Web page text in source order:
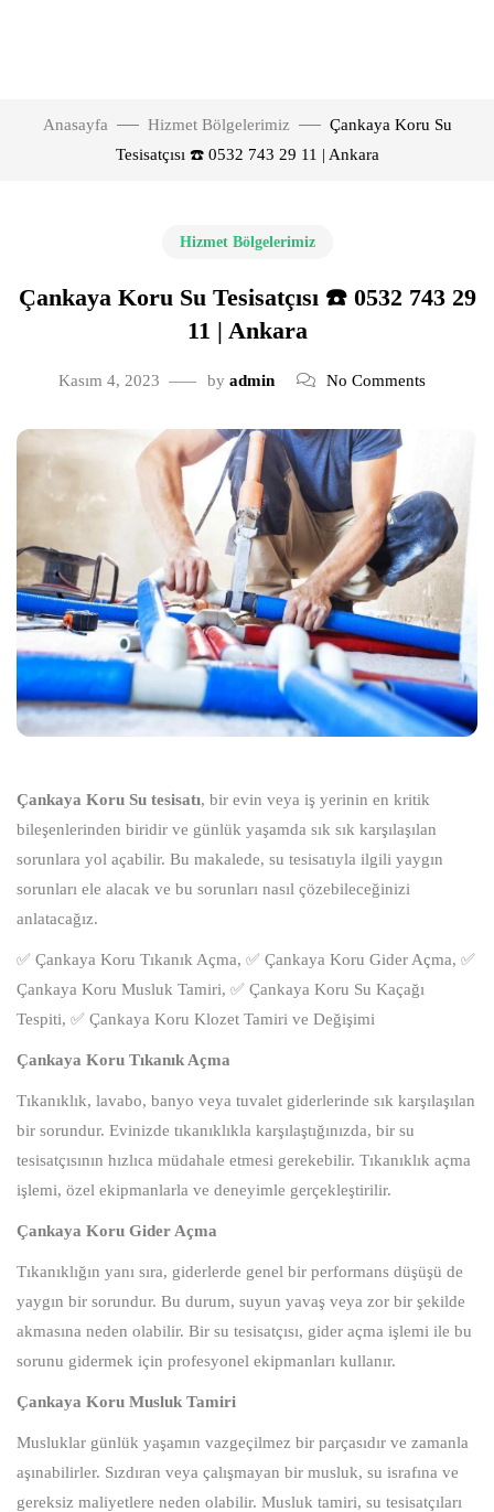
Anasayfa Hizmet Bölgelerimiz
Çankaya Koru Su
Tesisatçısı ☎️ 0532 743 29 11 | Ankara
Hizmet Bölgelerimiz
Çankaya Koru Su Tesisatçısı ☎️ 0532 743 29
11 | Ankara
Kasım 4, 2023 by admin No Comments
Çankaya Koru Su tesisatı, bir evin veya iş yerinin en kritik
bileşenlerinden biridir ve günlük yaşamda sık sık karşılaşılan
sorunlara yol açabilir. Bu makalede, su tesisatıyla ilgili yaygın
sorunları ele alacak ve bu sorunları nasıl çözebileceğinizi
anlatacağız.
✅ Çankaya Koru Tıkanık Açma, ✅ Çankaya Koru Gider Açma, ✅
Çankaya Koru Musluk Tamiri, ✅ Çankaya Koru Su Kaçağı
Tespiti, ✅ Çankaya Koru Klozet Tamiri ve Değişimi
Çankaya Koru Tıkanık Açma
Tıkanıklık, lavabo, banyo veya tuvalet giderlerinde sık karşılaşılan
bir sorundur. Evinizde tıkanıklıkla karşılaştığınızda, bir su
tesisatçısının hızlıca müdahale etmesi gerekebilir. Tıkanıklık açma
işlemi, özel ekipmanlarla ve deneyimle gerçekleştirilir.
Çankaya Koru Gider Açma
Tıkanıklığın yanı sıra, giderlerde genel bir performans düşüşü de
yaygın bir sorundur. Bu durum, suyun yavaş veya zor bir şekilde
akmasına neden olabilir. Bir su tesisatçısı, gider açma işlemi ile bu
sorunu gidermek için profesyonel ekipmanları kullanır.
Çankaya Koru Musluk Tamiri
Musluklar günlük yaşamın vazgeçilmez bir parçasıdır ve zamanla
aşınabilirler. Sızdıran veya çalışmayan bir musluk, su israfına ve
gereksiz maliyetlere neden olabilir. Musluk tamiri, su tesisatçıları